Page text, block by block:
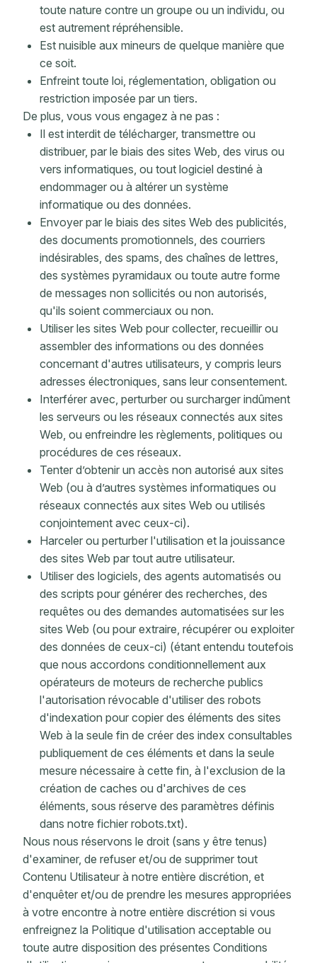
toute nature contre un groupe ou un individu, ou
est autrement répréhensible.
Est nuisible aux mineurs de quelque manière que
ce soit.
Enfreint toute loi, réglementation, obligation ou
restriction imposée par un tiers.
De plus, vous vous engagez à ne pas :
Il est interdit de télécharger, transmettre ou
distribuer, par le biais des sites Web, des virus ou
vers informatiques, ou tout logiciel destiné à
endommager ou à altérer un système
informatique ou des données.
Envoyer par le biais des sites Web des publicités,
des documents promotionnels, des courriers
indésirables, des spams, des chaînes de lettres,
des systèmes pyramidaux ou toute autre forme
de messages non sollicités ou non autorisés,
qu'ils soient commerciaux ou non.
Utiliser les sites Web pour collecter, recueillir ou
assembler des informations ou des données
concernant d'autres utilisateurs, y compris leurs
adresses électroniques, sans leur consentement.
Interférer avec, perturber ou surcharger indûment
les serveurs ou les réseaux connectés aux sites
Web, ou enfreindre les règlements, politiques ou
procédures de ces réseaux.
Tenter d’obtenir un accès non autorisé aux sites
Web (ou à d’autres systèmes informatiques ou
réseaux connectés aux sites Web ou utilisés
conjointement avec ceux-ci).
Harceler ou perturber l'utilisation et la jouissance
des sites Web par tout autre utilisateur.
Utiliser des logiciels, des agents automatisés ou
des scripts pour générer des recherches, des
requêtes ou des demandes automatisées sur les
sites Web (ou pour extraire, récupérer ou exploiter
des données de ceux-ci) (étant entendu toutefois
que nous accordons conditionnellement aux
opérateurs de moteurs de recherche publics
l'autorisation révocable d'utiliser des robots
d'indexation pour copier des éléments des sites
Web à la seule fin de créer des index consultables
publiquement de ces éléments et dans la seule
mesure nécessaire à cette fin, à l'exclusion de la
création de caches ou d'archives de ces
éléments, sous réserve des paramètres définis
dans notre fichier robots.txt).
Nous nous réservons le droit (sans y être tenus)
d'examiner, de refuser et/ou de supprimer tout
Contenu Utilisateur à notre entière discrétion, et
d'enquêter et/ou de prendre les mesures appropriées
à votre encontre à notre entière discrétion si vous
enfreignez la Politique d'utilisation acceptable ou
toute autre disposition des présentes Conditions